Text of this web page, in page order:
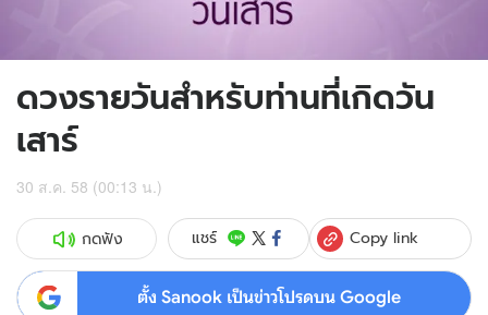
ดวงรายวันสำหรับท่านที่เกิดวัน
เสาร์
30 ส.ค. 58 (00:13 น.)
กดฟัง แชร์ Copy link
ตั้ง Sanook เป็นข่าวโปรดบน Google